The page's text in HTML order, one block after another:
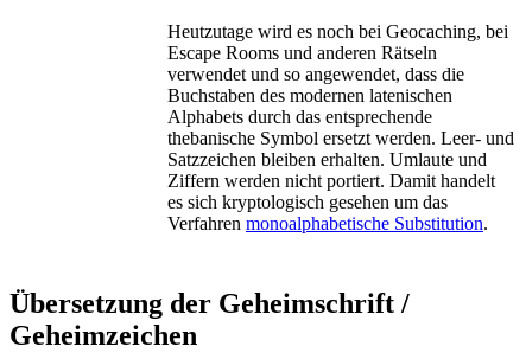
Heutzutage wird es noch bei Geocaching, bei
Escape Rooms und anderen Rätseln
verwendet und so angewendet, dass die
Buchstaben des modernen latenischen
Alphabets durch das entsprechende
thebanische Symbol ersetzt werden. Leer- und
Satzzeichen bleiben erhalten. Umlaute und
Ziffern werden nicht portiert. Damit handelt
es sich kryptologisch gesehen um das
Verfahren monoalphabetische Substitution.
Übersetzung der Geheimschrift /
Geheimzeichen